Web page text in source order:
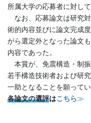
所属大学の応募者に対し
なお、応募論文は研究
術的内容並びに論文完成
がら選定外となった論文
内容であった。
本賞が、免震構造・制振
若手構造技術者および研
一助となることを願ってい
各論文の選評はこちら≫